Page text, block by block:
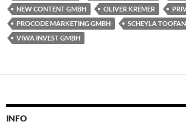
NEW CONTENT GMBH OLIVER KREMER
PROCODE MARKETING GMBH
SCHEYLA TOOFAN
VIWA INVEST GMBH
INFO